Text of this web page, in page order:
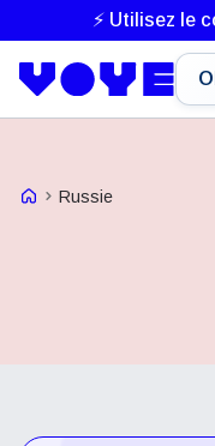
⚡ Utilisez le
Voye Homepage
Russie